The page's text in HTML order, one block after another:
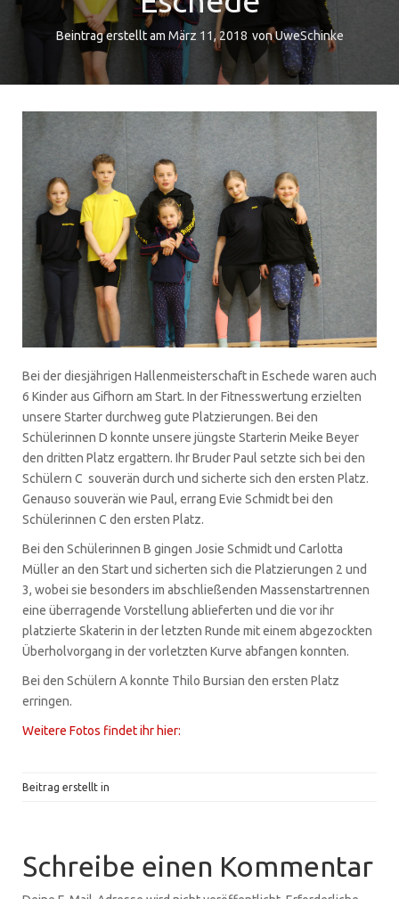
Beintrag erstellt am März 11, 2018 vonUweSchinke
Bei der diesjährigen Hallenmeisterschaft in Eschede waren auch
6 Kinder aus Gifhorn am Start. In der Fitnesswertung erzielten
unsere Starter durchweg gute Platzierungen. Bei den
Schülerinnen D konnte unsere jüngste Starterin Meike Beyer
den dritten Platz ergattern. Ihr Bruder Paul setzte sich bei den
Schülern C souverän durch und sicherte sich den ersten Platz.
Genauso souverän wie Paul, errang Evie Schmidt bei den
Schülerinnen C den ersten Platz.
Bei den Schülerinnen B gingen Josie Schmidt und Carlotta
Müller an den Start und sicherten sich die Platzierungen 2 und
3, wobei sie besonders im abschließenden Massenstartrennen
eine überragende Vorstellung ablieferten und die vor ihr
platzierte Skaterin in der letzten Runde mit einem abgezockten
Überholvorgang in der vorletzten Kurve abfangen konnten.
Bei den Schülern A konnte Thilo Bursian den ersten Platz
erringen.
Weitere Fotos findet ihr hier:
Beitrag erstellt in
Schreibe einen Kommentar